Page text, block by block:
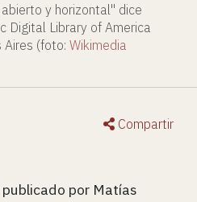
y horizontal" dice
Digital Library of America
Aires (foto:Wikimedia
Compartir
por Matías